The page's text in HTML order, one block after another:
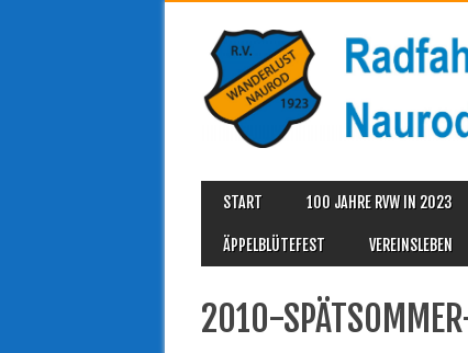
MAIN MENU
content
START 100 JAHRE RVW IN 2023
ÄPPELBLÜTEFEST VEREINSLEBEN
2010-